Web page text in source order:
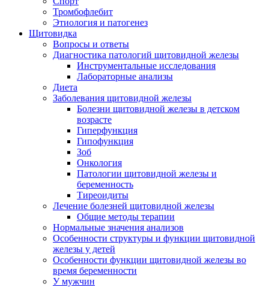
Тромбофлебит
Этиология и патогенез
Щитовидка
Вопросы и ответы
Диагностика патологий щитовидной железы
Инструментальные исследования
Лабораторные анализы
Диета
Заболевания щитовидной железы
Болезни щитовидной железы в детском
возрасте
Гиперфункция
Гипофункция
Зоб
Онкология
Патологии щитовидной железы и
беременность
Тиреоидиты
Лечение болезней щитовидной железы
Общие методы терапии
Нормальные значения анализов
Особенности структуры и функции щитовидной
железы у детей
Особенности функции щитовидной железы во
время беременности
У мужчин